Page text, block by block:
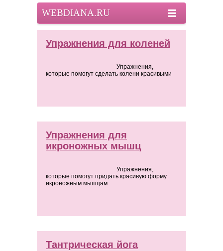
WEBDIANA.RU
Упражнения для коленей
Упражнения,
которые помогут сделать колени красивыми
Упражнения для
икроножных мышц
Упражнения,
которые помогут придать красивую форму
икроножным мышцам
Тантрическая йога